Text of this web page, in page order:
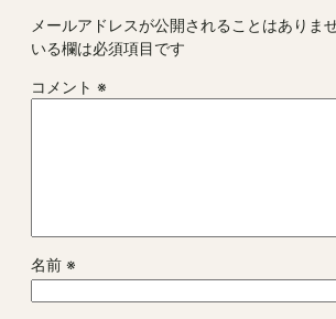
メールアドレスが公開されることはありませ
いる欄は必須項目です
コメント ※
名前 ※